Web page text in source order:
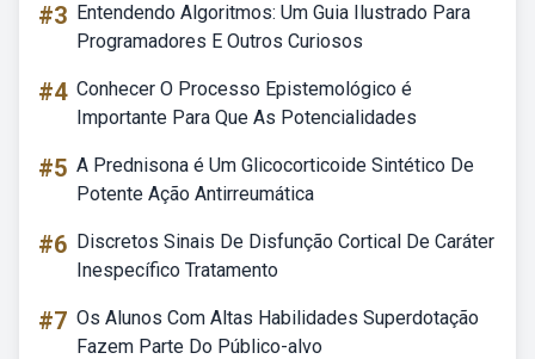
#3 Entendendo Algoritmos: Um Guia Ilustrado Para
Programadores E Outros Curiosos
#4 Conhecer O Processo Epistemológico é
Importante Para Que As Potencialidades
#5 A Prednisona é Um Glicocorticoide Sintético De
Potente Ação Antirreumática
#6 Discretos Sinais De Disfunção Cortical De Caráter
Inespecífico Tratamento
#7 Os Alunos Com Altas Habilidades Superdotação
Fazem Parte Do Público-alvo